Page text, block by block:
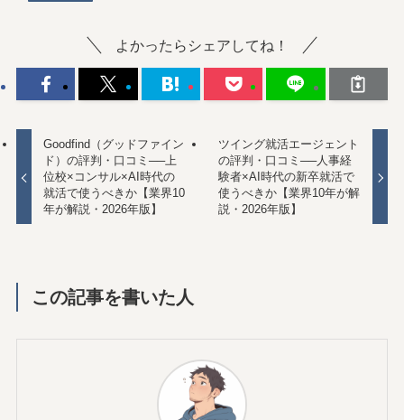
よかったらシェアしてね！
Goodfind（グッドファイン
ド）の評判・口コミ──上
位校×コンサル×AI時代の
就活で使うべきか【業界10
年が解説・2026年版】
ツイング就活エージェント
の評判・口コミ──人事経
験者×AI時代の新卒就活で
使うべきか【業界10年が解
説・2026年版】
この記事を書いた人